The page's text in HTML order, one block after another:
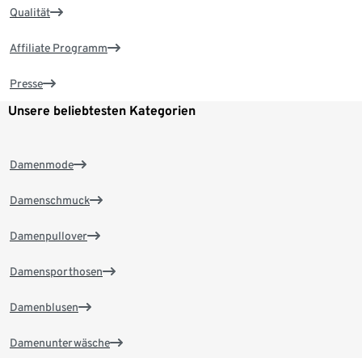
Qualität
Affiliate Programm
Presse
Unsere beliebtesten Kategorien
Damenmode
Damenschmuck
Damenpullover
Damensporthosen
Damenblusen
Damenunterwäsche